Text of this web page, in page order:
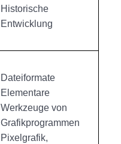
Historische
Entwicklung
Dateiformate
Elementare
Werkzeuge von
Grafikprogrammen
Pixelgrafik,